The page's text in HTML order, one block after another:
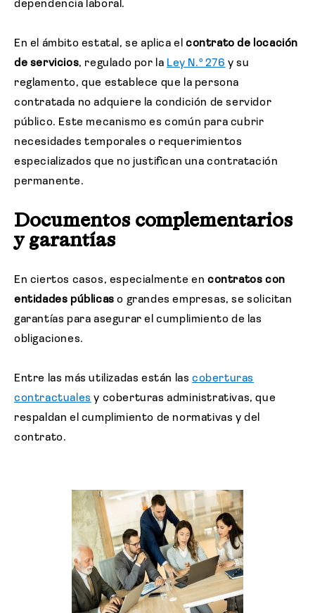
dependencia laboral.
En el ámbito estatal, se aplica el contrato de locación
de servicios, regulado por la Ley N.° 276 y su
reglamento, que establece que la persona
contratada no adquiere la condición de servidor
público. Este mecanismo es común para cubrir
necesidades temporales o requerimientos
especializados que no justifican una contratación
permanente.
Documentos complementarios
y garantías
En ciertos casos, especialmente en contratos con
entidades públicaso grandes empresas, se solicitan
garantías para asegurar el cumplimiento de las
obligaciones.
Entre las más utilizadas están lascoberturas
contractuales y coberturas administrativas, que
respaldan el cumplimiento de normativas y del
contrato.